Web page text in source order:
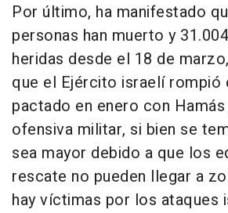
Por último, ha manifestado
personas han muerto y
heridas desde el 18 de
que el Ejército israelí rompió
pactado en enero con
ofensiva militar, si bien se
sea mayor debido a que los
rescate no pueden llegar a
hay víctimas por los ataques